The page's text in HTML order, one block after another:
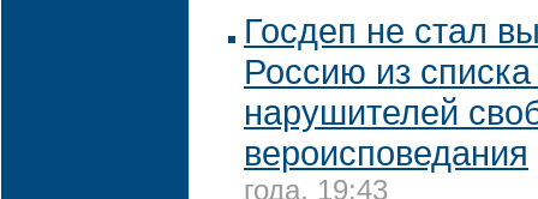
Госдеп не стал
Россию из
нарушителей
вероисповедания